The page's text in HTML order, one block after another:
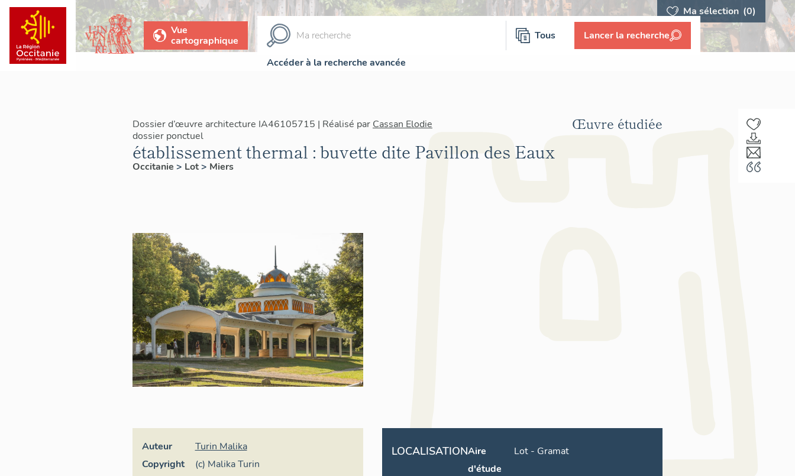
Ma sélection (0)
Vue
cartographique
Tous Lancer la recherche
Accéder à la recherche avancée
Dossier d’œuvre architecture IA46105715 | Réalisé par Cassan Elodie
dossier ponctuel
établissement thermal : buvette dite Pavillon des Eaux
Occitanie > Lot> Miers
Œuvre étudiée
Auteur
Turin Malika
Copyright
(c) Malika Turin
LOCALISATIONAire
d'étude
Lot - Gramat